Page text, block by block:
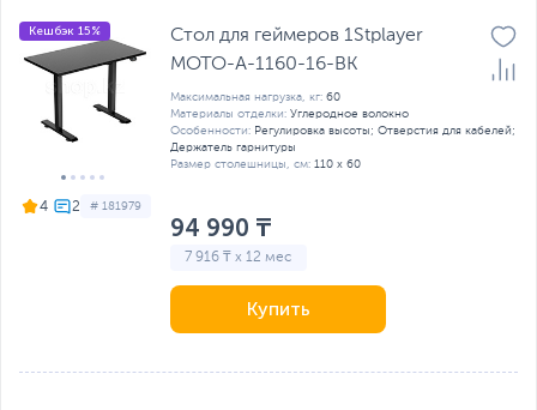
4 # 181979
Кешбэк 15%
Стол для геймеров 1Stplayer
MOTO-A-1160-16-BK
Максимальная нагрузка, кг: 60
Материалы отделки: Углеродное волокно
Особенности: Регулировка высоты; Отверстия для кабелей;
Держатель гарнитуры
Размер столешницы, см: 110 x 60
94 990 ₸
7 916 ₸ x 12 мес
Купить